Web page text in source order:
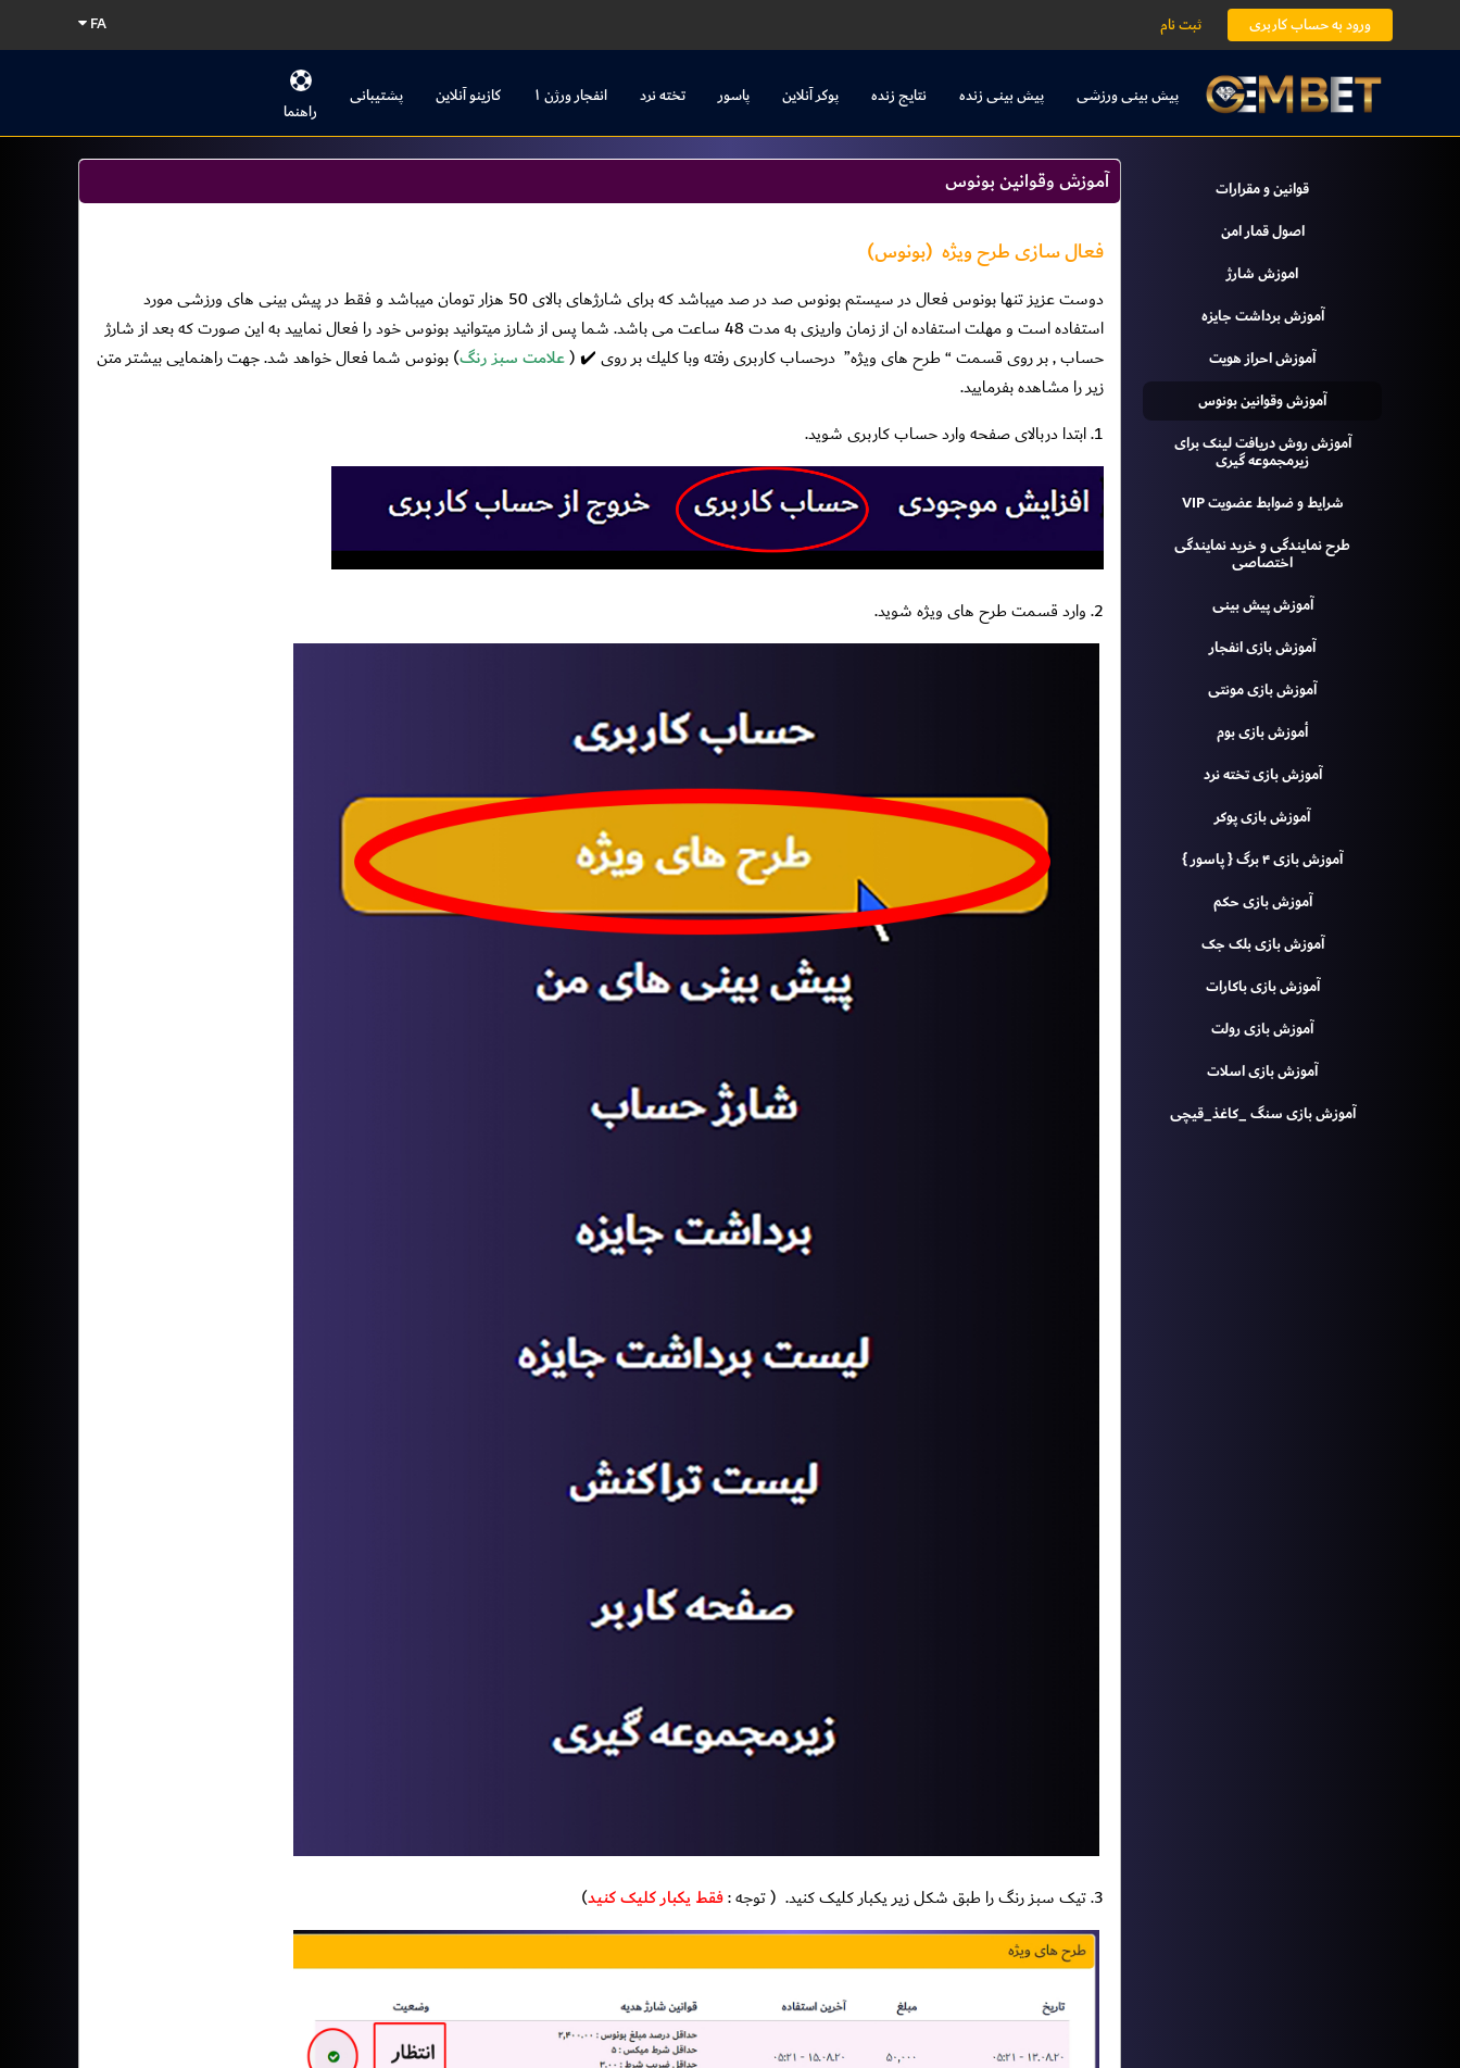
FA ورود به حساب کاربری ثبت نام
پیش بینی ورزشی پیش بینی زنده نتایج زنده پوکر آنلاین پاسور تخته نرد انفجار ورژن ۱ کازینو آنلاین پشتیبانی
راهنما
قوانين و مقرارات
اصول قمار امن
اموزش شارژ
آموزش برداشت جایزه
آموزش احراز هویت
آموزش وقوانين بونوس
آموزش روش دریافت لينک براى
زيرمجموعه گيرى
شرایط و ضوابط عضویت VIP
طرح نمايندگى و خريد نمايندگى
اختصاصى
آموزش پيش بينی
آموزش بازی انفجار
آموزش بازی مونتی
أموزش بازی بوم
آموزش بازی تخته نرد
آموزش بازی پوکر
آموزش بازی ۴ برگ { پاسور }
آموزش بازی حکم
آموزش بازی بلک جک
آموزش بازی باکارات
آموزش بازی رولت
آموزش بازی اسلات
آموزش بازی سنگ _کاغذ_قیچی
آموزش وقوانين بونوس
فعال سازی طرح ویژه (بونوس)
دوست عزیز تنها بونوس فعال در سیستم بونوس صد در صد میباشد که برای شارژهای بالای 50 هزار تومان میباشد و فقط در پیش بینی های ورزشی مورد
استفاده است و مهلت استفاده ان از زمان واریزی به مدت 48 ساعت می باشد. شما پس از شارز میتوانید بونوس خود را فعال نمایید به این صورت که بعد از شارژ
حساب , بر روى قسمت “ طرح هاى ويژه” درحساب كاربرى رفته وبا كليك بر روى ✔️ (علامت سبز رنگ) بونوس شما فعال خواهد شد. جهت راهنمایی بیشتر متن
زیر را مشاهده بفرمایید.
1. ابتدا دربالای صفحه وارد حساب کاربری شوید.
2. وارد قسمت طرح های ویژه شوید.
3. تیک سبز رنگ را طبق شکل زیر یکبار کلیک کنید. (توجه :فقط یکبار کلیک کنید)